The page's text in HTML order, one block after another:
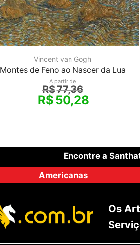
Vincent van Gogh
Montes de Feno ao Nascer da Lua
A partir de
R$77,36
R$50,28
Encontre a
Americanas
Os